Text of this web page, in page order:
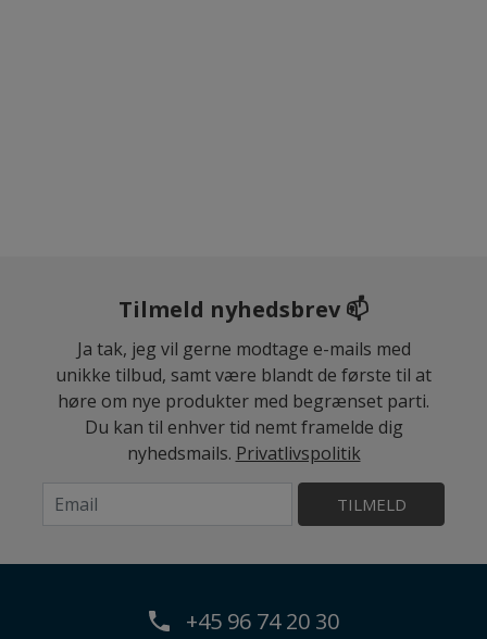
Tilmeld nyhedsbrev 📫
Ja tak, jeg vil gerne modtage e-mails med
unikke tilbud, samt være blandt de første til at
høre om nye produkter med begrænset parti.
Du kan til enhver tid nemt framelde dig
nyhedsmails. Privatlivspolitik
TILMELD
+45 96 74 20 30